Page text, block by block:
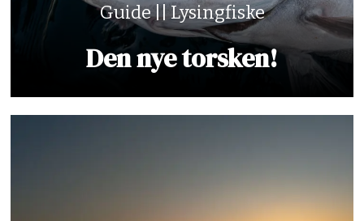
Guide || Lysingfiske
Den nye torsken!